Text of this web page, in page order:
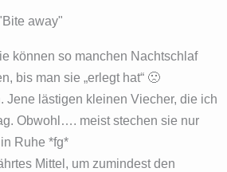
away"
können so manchen Nachtschlaf
bis man sie „erlegt hat“ 🙁
Jene lästigen kleinen Viecher, die ich
Obwohl…. meist stechen sie nur
Ruhe *fg*
Mittel, um zumindest den